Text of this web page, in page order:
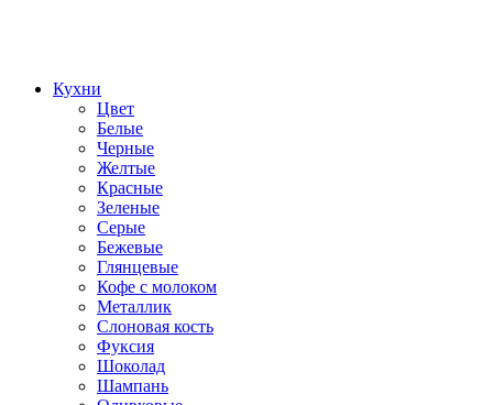
Кухни
Цвет
Белые
Черные
Желтые
Красные
Зеленые
Серые
Бежевые
Глянцевые
Кофе с молоком
Металлик
Слоновая кость
Фуксия
Шоколад
Шампань